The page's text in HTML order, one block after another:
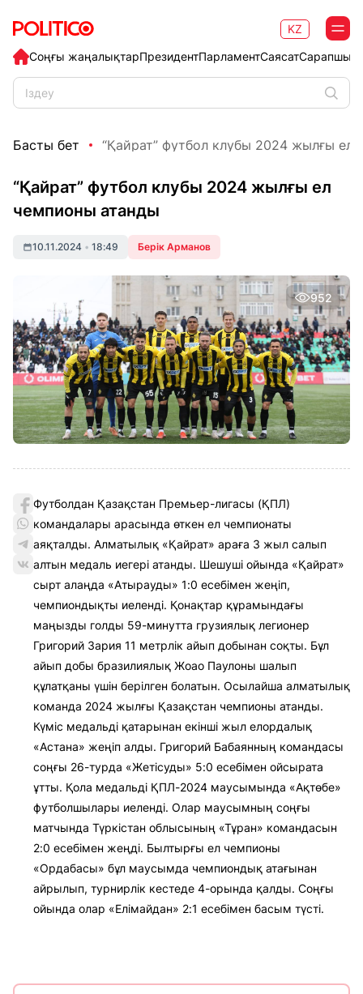
Соңғы жаңалықтарПрезидентПарламентСаясат
KZ
Басты бет “Қайрат” футбол клубы 2024 жылғы ел
“Қайрат” футбол клубы 2024 жылғы ел
чемпионы атанды
10.11.2024 • 18:49 Берік Арманов
952
Футболдан Қазақстан Премьер-лигасы (ҚПЛ)
командалары арасында өткен ел чемпионаты
аяқталды. Алматылық «Қайрат» араға 3 жыл салып
алтын медаль иегері атанды. Шешуші ойында «Қайрат»
сырт алаңда «Атырауды» 1:0 есебімен жеңіп,
чемпиондықты иеленді. Қонақтар құрамындағы
маңызды голды 59-минутта грузиялық легионер
Григорий Зария 11 метрлік айып добынан соқты. Бұл
айып добы бразилиялық Жоао Паулоны шалып
құлатқаны үшін берілген болатын. Осылайша алматылық
команда 2024 жылғы Қазақстан чемпионы атанды.
Күміс медальді қатарынан екінші жыл елордалық
«Астана» жеңіп алды. Григорий Бабаянның командасы
соңғы 26-турда «Жетісуды» 5:0 есебімен ойсырата
ұтты. Қола медальді ҚПЛ-2024 маусымында «Ақтөбе»
футболшылары иеленді. Олар маусымның соңғы
матчында Түркістан облысының «Тұран» командасын
2:0 есебімен жеңді. Былтырғы ел чемпионы
«Ордабасы» бұл маусымда чемпиондық атағынан
айрылып, турнирлік кестеде 4-орында қалды. Соңғы
ойында олар «Елімайдан» 2:1 есебімен басым түсті.